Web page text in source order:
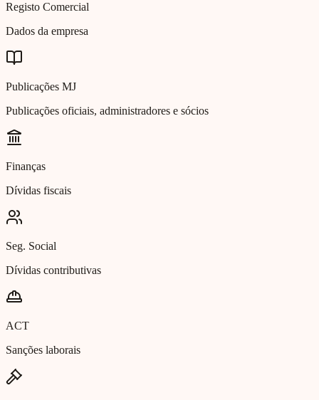
Registo Comercial
Dados da empresa
Publicações MJ
Publicações oficiais, administradores e sócios
Finanças
Dívidas fiscais
Seg. Social
Dívidas contributivas
ACT
Sanções laborais